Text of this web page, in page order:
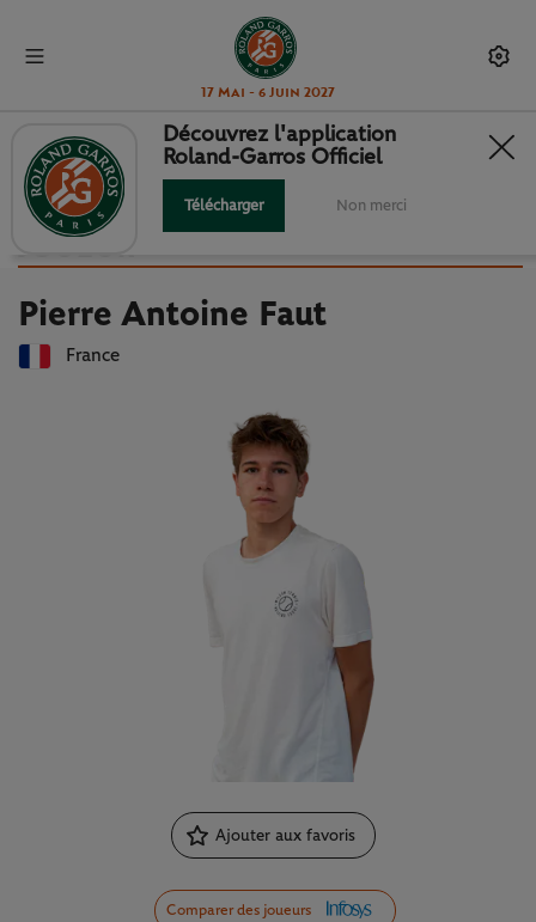
17 Mai - 6 Juin 2027
Retour à la liste des joueuses et joueurs
PIERRE ANTOINE FAUT : FICHE
JOUEUR
Pierre Antoine Faut
France
Ajouter aux favoris
Comparer des joueurs
Découvrez l'application
Roland-Garros Officiel
Télécharger Non merci